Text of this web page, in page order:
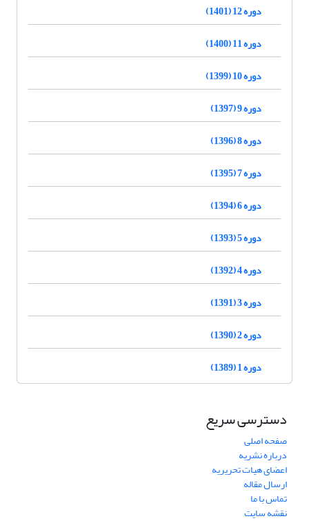
دوره 12 (1401)
دوره 11 (1400)
دوره 10 (1399)
دوره 9 (1397)
دوره 8 (1396)
دوره 7 (1395)
دوره 6 (1394)
دوره 5 (1393)
دوره 4 (1392)
دوره 3 (1391)
دوره 2 (1390)
دوره 1 (1389)
دسترسی سریع
صفحه اصلی
درباره نشریه
اعضای هیات تحریریه
ارسال مقاله
تماس با ما
نقشه سایت